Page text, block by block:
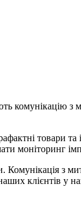
комунікацію з
товари
моніторинг
Комунікація з
клієнтів у